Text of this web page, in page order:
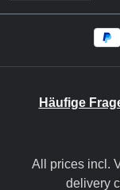
Häufige
All prices incl.
delivery